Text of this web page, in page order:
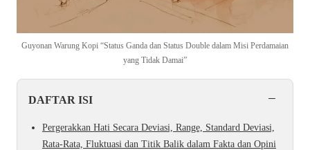
Guyonan Warung Kopi “Status Ganda dan Status Double dalam Misi Perdamaian
yang Tidak Damai”
DAFTAR ISI −
Pergerakkan Hati Secara Deviasi, Range, Standard Deviasi,
Rata-Rata, Fluktuasi dan Titik Balik dalam Fakta dan Opini